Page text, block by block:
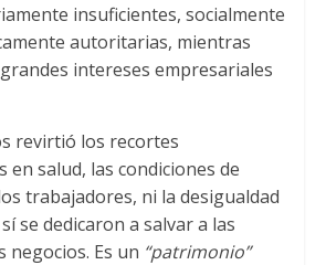
insuficientes, socialmente
autoritarias, mientras
intereses empresariales
revirtió los recortes
en salud, las condiciones de
trabajadores, ni la desigualdad
se dedicaron a salvar a las
negocios. Es un “patrimonio”